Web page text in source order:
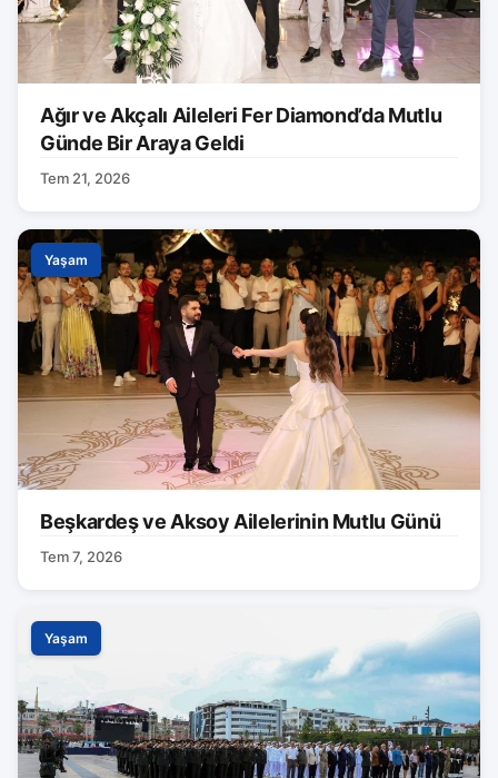
Ağır ve Akçalı Aileleri Fer Diamond’da Mutlu
Günde Bir Araya Geldi
Tem 21, 2026
Yaşam
Beşkardeş ve Aksoy Ailelerinin Mutlu Günü
Tem 7, 2026
Yaşam